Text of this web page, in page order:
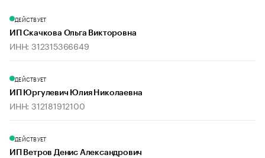
ДЕЙСТВУЕТ
ИП Скачкова Ольга Викторовна
ИНН: 312315366649
ДЕЙСТВУЕТ
ИП Юргулевич Юлия Николаевна
ИНН: 312181912100
ДЕЙСТВУЕТ
ИП Ветров Денис Александрович